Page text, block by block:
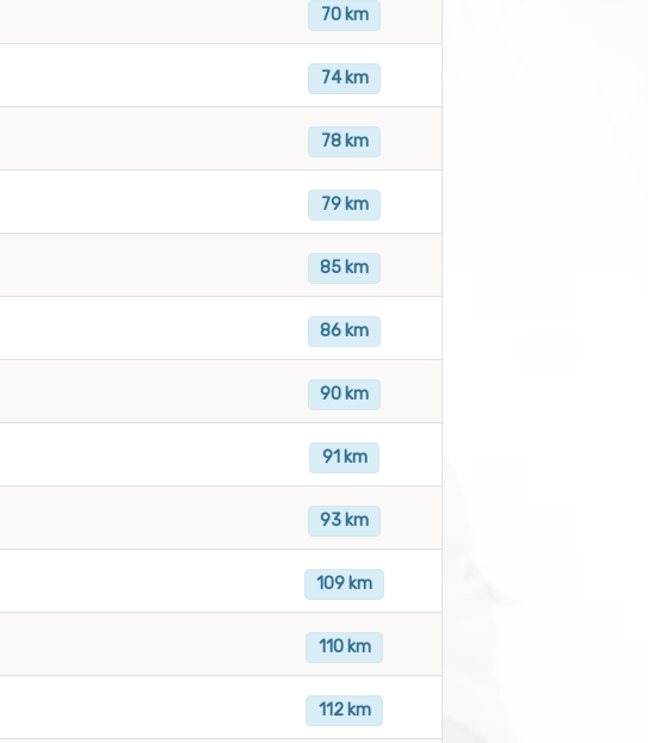
70 km
74 km
78 km
79 km
85 km
86 km
90 km
91 km
93 km
109 km
110 km
112 km